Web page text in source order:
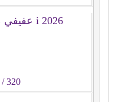
عفيفي موتورز للبيع بي ام دبليو 320 i 2026
/ 320